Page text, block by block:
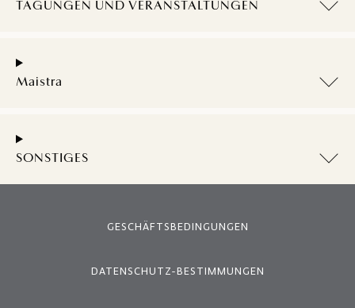
TAGUNGEN UND VERANSTALTUNGEN
Maistra
SONSTIGES
GESCHÄFTSBEDINGUNGEN
DATENSCHUTZ-BESTIMMUNGEN